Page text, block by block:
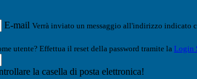
E-mail Verrà inviato un messaggio all'indirizzo indicato
utente? Effettua il reset della password tramite la Login
la casella di posta elettronica!